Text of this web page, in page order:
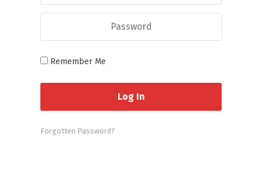
Remember Me
Forgotten Password?